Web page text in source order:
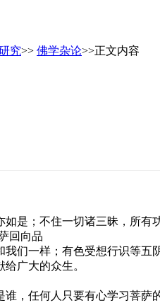
究>> 佛学杂论>>正文内容
；不住一切诸三昧，所有功
回向品
一样；有色受想行识等五
广大的众生。
任何人只要有心学习菩萨